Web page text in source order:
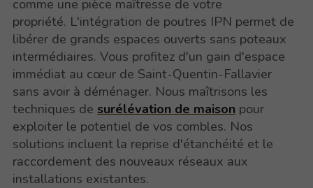
comme une pièce maîtresse de votre
propriété. L'intégration de poutres IPN permet de
libérer de grands espaces ouverts sans poteaux
intermédiaires. Vous profitez d'un gain d'espace
immédiat au cœur de Saint-Quentin-Fallavier
sans avoir à déménager. Nous maîtrisons les
techniques desurélévation de maison pour
exploiter le potentiel de vos combles. Nos
solutions incluent la reprise d'étanchéité et le
raccordement des nouveaux réseaux aux
installations existantes.